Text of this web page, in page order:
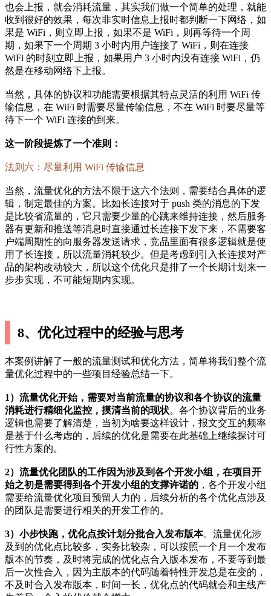
也会上报，就会消耗流量，其实我们做一个简单的处理，就能
收到很好的效果，每次非实时信息上报时都判断一下网络，如
果是 WiFi，则立即上报，如果不是 WiFi，则再等待一个周
期，如果下一个周期 3 小时内用户连接了 WiFi，则在连接
WiFi 的时刻立即上报，如果用户 3 小时内没有连接 WiFi，仍
然是在移动网络下上报。
当然，具体的协议和功能需要根据其特点灵活的利用 WiFi 传
输信息，在 WiFi 时需要尽量传输信息，不在 WiFi 时要尽量等
待下一个 WiFi 连接的到来。
这一阶段提炼了一个准则：
法则六：尽量利用 WiFi 传输信息
当然，流量优化的方法不限于这六个法则，需要结合具体的逻
辑，制定最佳的方案。比如长连接对于 push 类的消息的下发
是比较省流量的，它只需要少量的心跳来维持连接，然后服务
器有更新和推送等消息时直接通过长连接下发下来，不需要客
户端周期性的向服务器发送请求，竞品里面有很多逻辑就是使
用了长连接，所以流量消耗较少。但是考虑到引入长连接对产
品的架构改动较大，所以这个优化只是排了一个长期计划来一
步步实现，不可能短期内实现。
8、优化过程中的经验与思考
本案例讲解了一般的流量测试和优化方法，简单将我们整个流
量优化过程中的一些项目经验总结一下。
1）流量优化开始，需要对当前流量的协议和各个协议的流量
消耗进行精细化监控，摸清当前的现状。各个协议背后的业务
逻辑也需要了解清楚，当初为啥要这样设计，报文交互的频率
是基于什么考虑的，后续的优化是需要在此基础上继续探讨可
行性方案的。
2）流量优化团队的工作因为涉及到各个开发小组，在项目开
始之初是需要得到各个开发小组的支撑许诺的 ，各个开发小组
需要给流量优化项目预留人力的，后续分析的各个优化点涉及
的团队是需要进行相关的开发工作的。
3）小步快跑，优化点按计划分批合入发布版本。流量优化涉
及到的优化点比较多，实务比较杂，可以按照一个月一个发布
版本的节奏，及时将完成的优化点合入版本发布，不要等到最
后一次性合入，因为主版本的代码随着特性开发总是在变的，
不及时合入发布版本，时间一长，优化点的代码就会和主线产